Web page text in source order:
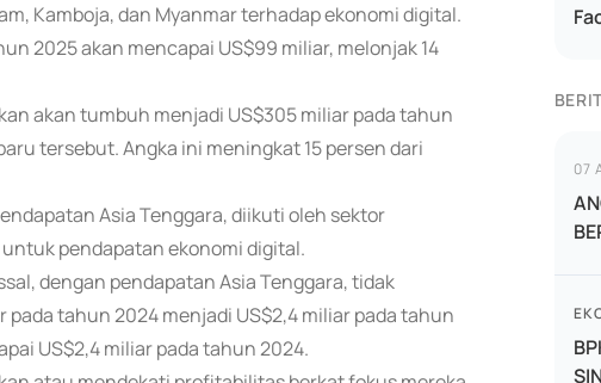
Kamboja, dan Myanmar terhadap ekonomi digital.
2025 akan mencapai US$99 miliar, melonjak 14
akan tumbuh menjadi US$305 miliar pada tahun
tersebut. Angka ini meningkat 15 persen dari
Asia Tenggara, diikuti oleh sektor
pendapatan ekonomi digital.
dengan pendapatan Asia Tenggara, tidak
tahun 2024 menjadi US$2,4 miliar pada tahun
US$2,4 miliar pada tahun 2024.
07